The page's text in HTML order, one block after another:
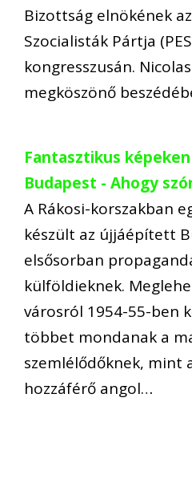
Bizottság elnökének
Szocialisták Pártja
kongresszusán.
megköszönő
Fantasztikus
Budapest - Ahogy
A Rákosi-korszakban
készült az újjáépített
elsősorban
külföldieknek.
városról 1954-55-ben
többet mondanak a
szemlélődőknek, mint
hozzáférő angol…